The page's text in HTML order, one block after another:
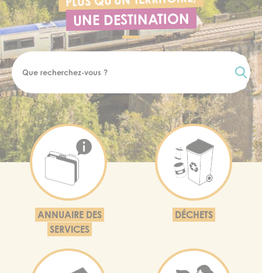
UNE DESTINATION
ANNUAIRE DES
SERVICES
DÉCHETS